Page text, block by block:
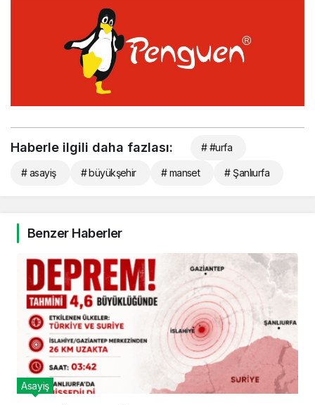
Haberle ilgili daha fazlası: # #urfa
# asayiş # büyükşehir # manset # Şanlıurfa
Benzer Haberler
Asayiş